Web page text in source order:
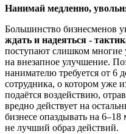
Нанимай медленно,
Большинство бизнесменов
ждать и надеяться -
поступают слишком многие
на внезапное улучшение.
нанимателю требуется от 6
сотрудника, о котором уже
подаётся воздействию,
вредно действует на
бизнесе опаздывать на
не лучший образ действий.